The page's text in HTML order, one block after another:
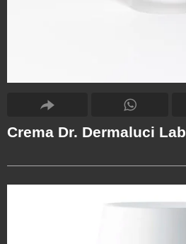
Crema Dr. Dermaluci Lab